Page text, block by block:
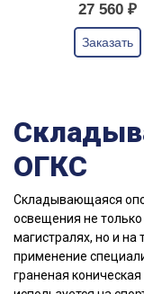
27 560 ₽
Заказать
ОГКС
Складывающаяся
освещения не
магистралях, но и на
применение
граненая